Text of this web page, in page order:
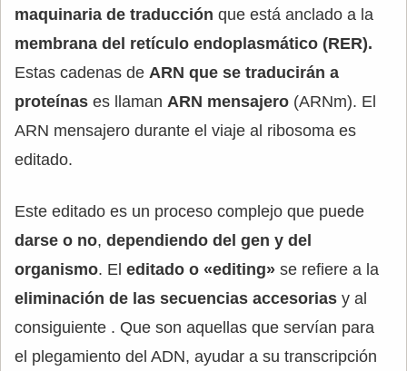
maquinaria de traducción que está anclado a la
membrana del retículo endoplasmático (RER).
Estas cadenas de ARN que se traducirán a
proteínas es llaman ARN mensajero (ARNm). El
ARN mensajero durante el viaje al ribosoma es
editado.
Este editado es un proceso complejo que puede
darse o no, dependiendo del gen y del
organismo. El editado o «editing» se refiere a la
eliminación de las secuencias accesorias y al
consiguiente . Que son aquellas que servían para
el plegamiento del ADN, ayudar a su transcripción